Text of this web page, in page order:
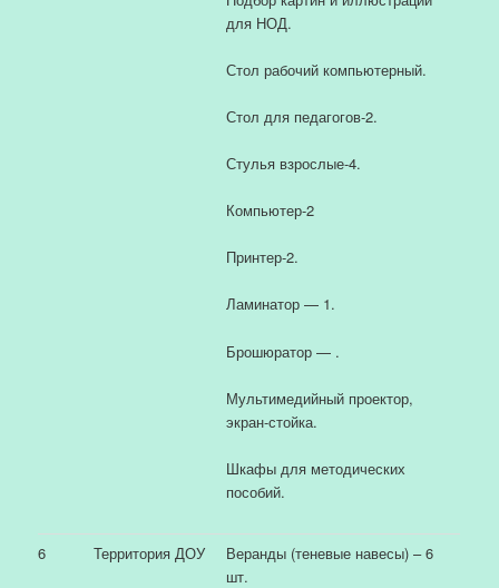
для НОД.
Стол рабочий компьютерный.
Стол для педагогов-2.
Стулья взрослые-4.
Компьютер-2
Принтер-2.
Ламинатор — 1.
Брошюратор — .
Мультимедийный проектор,
экран-стойка.
Шкафы для методических
пособий.
6 Территория ДОУ
Веранды (теневые навесы) – 6
шт.